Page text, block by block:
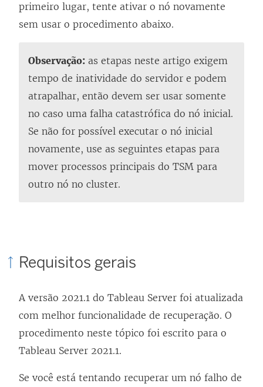
primeiro lugar, tente ativar o nó novamente
sem usar o procedimento abaixo.
Observação: as etapas neste artigo exigem
tempo de inatividade do servidor e podem
atrapalhar, então devem ser usar somente
no caso uma falha catastrófica do nó inicial.
Se não for possível executar o nó inicial
novamente, use as seguintes etapas para
mover processos principais do TSM para
outro nó no cluster.
Requisitos gerais
A versão 2021.1 do Tableau Server foi atualizada
com melhor funcionalidade de recuperação. O
procedimento neste tópico foi escrito para o
Tableau Server 2021.1.
Se você está tentando recuperar um nó falho de